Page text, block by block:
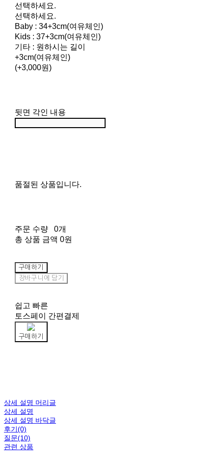
선택하세요.
선택하세요.
Baby : 34+3cm(여유체인)
Kids : 37+3cm(여유체인)
기타 : 원하시는 길이
+3cm(여유체인)
(+3,000원)
뒷면 각인 내용
품절된 상품입니다.
주문 수량
0개
총 상품 금액 0원
구매하기
장바구니에 담기
쉽고 빠른
토스페이 간편결제
구매하기
상세 설명 머리글
상세 설명
상세 설명 바닥글
후기(0)
질문(10)
관련 상품